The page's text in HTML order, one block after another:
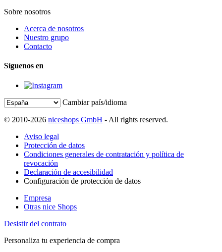
Sobre nosotros
Acerca de nosotros
Nuestro grupo
Contacto
Síguenos en
Cambiar país/idioma
© 2010-2026 niceshops GmbH - All rights reserved.
Aviso legal
Protección de datos
Condiciones generales de contratación y política de
revocación
Declaración de accesibilidad
Configuración de protección de datos
Empresa
Otras nice Shops
Desistir del contrato
Personaliza tu experiencia de compra